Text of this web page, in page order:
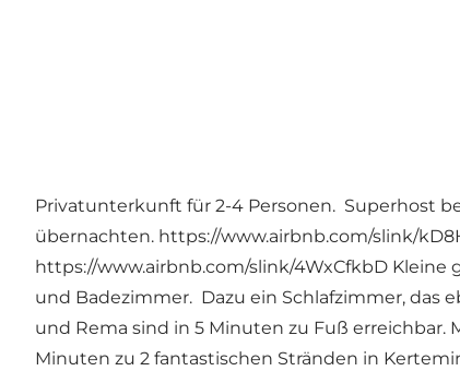
Privatunterkunft für 2-4 Personen. Superhost
übernachten. https://www.airbnb.com/slink/
https://www.airbnb.com/slink/4WxCfkbD Kleine
und Badezimmer. Dazu ein Schlafzimmer, das
und Rema sind in 5 Minuten zu Fuß erreichbar.
Minuten zu 2 fantastischen Stränden in